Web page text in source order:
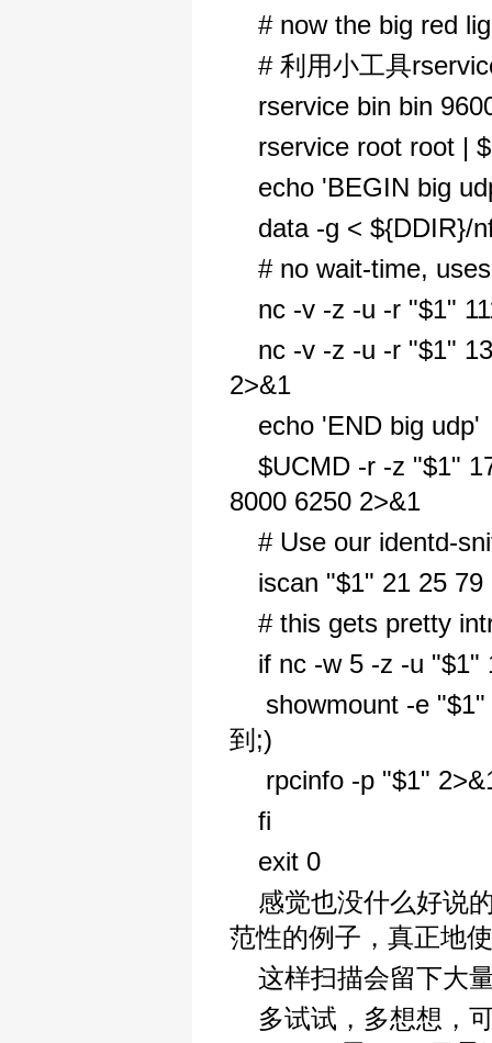
# now the big red
# 利用小工具
rservice bin bin
rservice root root |
echo 'BEGIN big
data -g < ${DDIR}/
# no wait-time,
nc -v -z -u -r "$1"
nc -v -z -u -r "$1"
2>&1
echo 'END big udp'
$UCMD -r -z "$1"
8000 6250 2>&1
# Use our identd-
iscan "$1" 21 25 79
# this gets pretty
if nc -w 5 -z -u "$1"
showmount -e
到;)
rpcinfo -p "$1"
fi
exit 0
感觉也没什么好说
范性的例子，真正地
这样扫描会留下大
多试试，多想想，